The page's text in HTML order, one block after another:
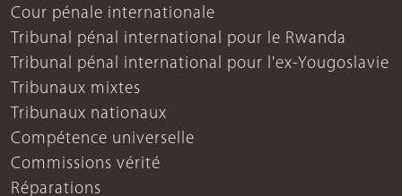
Cour pénale internationale
Tribunal pénal international pour le Rwanda
Tribunal pénal international pour l'ex-Yougoslavie
Tribunaux mixtes
Tribunaux nationaux
Compétence universelle
Commissions vérité
Réparations